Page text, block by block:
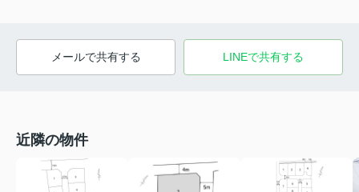
メールで共有する LINEで共有する
近隣の物件